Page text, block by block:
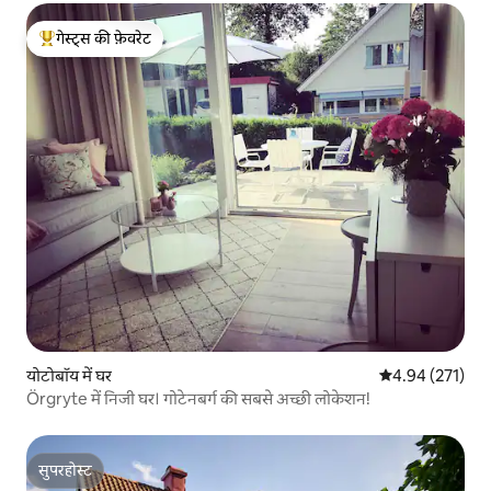
गेस्ट्स का टॉप फ़ेवरेट
गेस्ट्स की फ़ेवरेट
योटोबॉय में घर औसत रेटिंग 5 में से
4.94 (271)
Örgryte में निजी घर। गोटेनबर्ग की सबसे अच्छी लोकेशन!
सुपरहोस्ट
सुपरहोस्ट